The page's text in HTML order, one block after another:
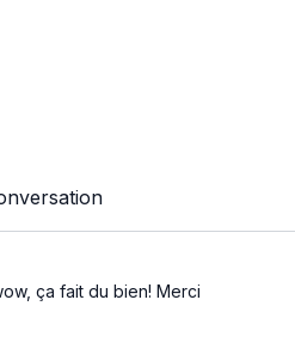
ça fait du bien! Merci